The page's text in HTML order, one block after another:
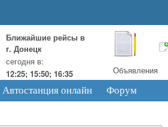
Ближайшие рейсы в
г. Донецк
сегодня в:
12:25; 15:50; 16:35
Объявления
Автостанция онлайн Форум